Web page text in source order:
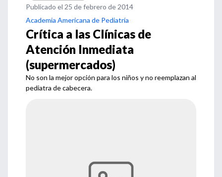
Publicado el 25 de febrero de 2014
Academia Americana de Pediatría
Crítica a las Clínicas de
Atención Inmediata
(supermercados)
No son la mejor opción para los niños y no reemplazan al
pediatra de cabecera.